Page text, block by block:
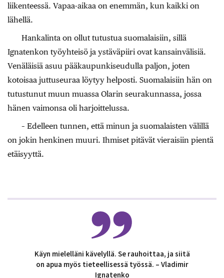
liikenteessä. Vapaa-aikaa on enemmän, kun kaikki on
lähellä.
Hankalinta on ollut tutustua suomalaisiin, sillä
Ignatenkon työyhteisö ja ystäväpiiri ovat kansainvälisiä.
Venäläisiä asuu pääkaupunkiseudulla paljon, joten
kotoisaa juttuseuraa löytyy helposti. Suomalaisiin hän on
tutustunut muun muassa Olarin seurakunnassa, jossa
hänen vaimonsa oli harjoittelussa.
– Edelleen tunnen, että minun ja suomalaisten välillä
on jokin henkinen muuri. Ihmiset pitävät vieraisiin pientä
etäisyyttä.
Käyn mielelläni kävelyllä. Se rauhoittaa, ja siitä
on apua myös tieteellisessä työssä. – Vladimir
Ignatenko